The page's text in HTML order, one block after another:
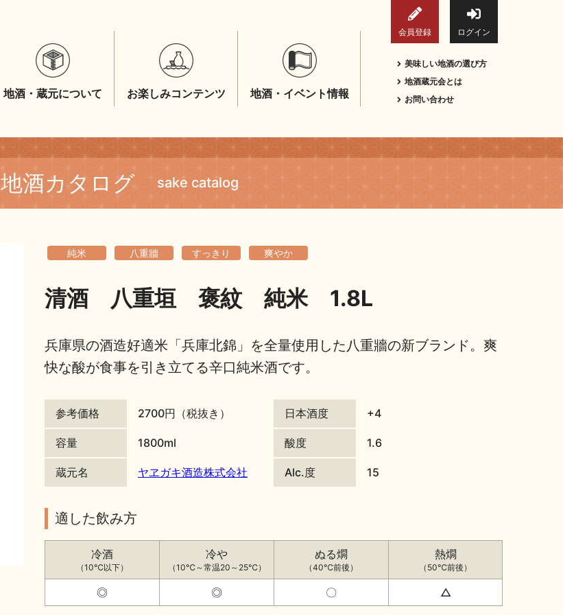
会員登録 ログイン
地酒・蔵元について お楽しみコンテンツ 地酒・イベント情報
美味しい地酒の選び方
地酒蔵元会とは
お問い合わせ
地酒カタログ sake catalog
純米 八重牆 すっきり 爽やか
清酒 八重垣 褒紋 純米 1.8L
兵庫県の酒造好適米「兵庫北錦」を全量使用した八重牆の新ブランド。爽
快な酸が食事を引き立てる辛口純米酒です。
参考価格 2700円（税抜き）
容量 1800ml
蔵元名 ヤヱガキ酒造株式会社
日本酒度 +4
酸度 1.6
Alc.度 15
適した飲み方
冷酒
（10℃以下）
冷や
（10℃～常温20～25℃）
ぬる燗
（40℃前後）
熱燗
（50℃前後）
◎ ◎ 〇 △